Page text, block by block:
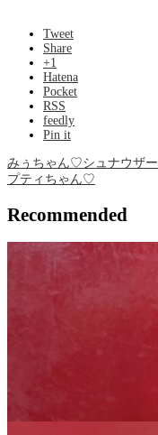
Tweet
Share
+1
Hatena
Pocket
RSS
feedly
Pin it
みぅちゃん♡シュナウザー
プティちゃん♡
Recommended